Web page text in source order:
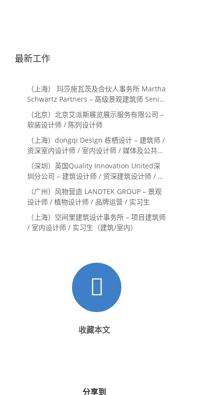
最新工作
（上海） 玛莎施瓦茨及合伙人事务所 Martha
Schwartz Partners – 高级景观建筑师 Senior
Landscape Designer / 景观建筑师
Landscape Designer
（北京）北京艾派斯展览展示服务有限公司 –
软装设计师 / 陈列设计师
（上海）dongqi Design 栋栖设计 – 建筑师 /
资深室内设计师 / 室内设计师 / 媒体及公共关
系主管 / 设计实习生（常年招聘）
（深圳）英国Quality Innovation United深
圳分公司 – 建筑设计师 / 资深建筑设计师 / 室
内设计师 / 设计实习生
（广州）风物营造 LANDTEK GROUP – 景观
设计师 / 植物设计师 / 品牌运营 / 实习生
（上海）空间里建筑设计事务所 – 项目建筑师
/ 室内设计师 / 实习生（建筑/室内）
收藏本文
分享到